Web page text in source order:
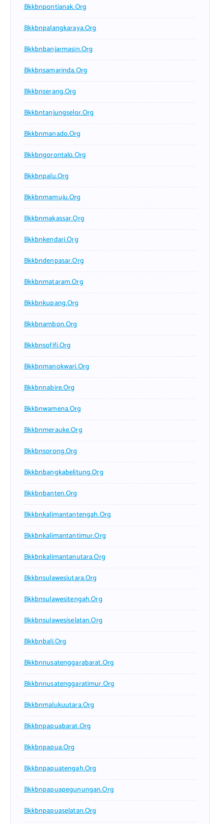
Bkkbnpontianak.org
Bkkbnpalangkaraya.org
Bkkbnbanjarmasin.org
Bkkbnsamarinda.org
Bkkbnserang.org
Bkkbntanjungselor.org
Bkkbnmanado.org
Bkkbngorontalo.org
Bkkbnpalu.org
Bkkbnmamuju.org
Bkkbnmakassar.org
Bkkbnkendari.org
Bkkbndenpasar.org
Bkkbnmataram.org
Bkkbnkupang.org
Bkkbnambon.org
Bkkbnsofifi.org
Bkkbnmanokwari.org
Bkkbnnabire.org
Bkkbnwamena.org
Bkkbnmerauke.org
Bkkbnsorong.org
Bkkbnbangkabelitung.org
Bkkbnbanten.org
Bkkbnkalimantantengah.org
Bkkbnkalimantantimur.org
Bkkbnkalimantanutara.org
Bkkbnsulawesiutara.org
Bkkbnsulawesitengah.org
Bkkbnsulawesiselatan.org
Bkkbnbali.org
Bkkbnnusatenggarabarat.org
Bkkbnnusatenggaratimur.org
Bkkbnmalukuutara.org
Bkkbnpapuabarat.org
Bkkbnpapua.org
Bkkbnpapuatengah.org
Bkkbnpapuapegunungan.org
Bkkbnpapuaselatan.org